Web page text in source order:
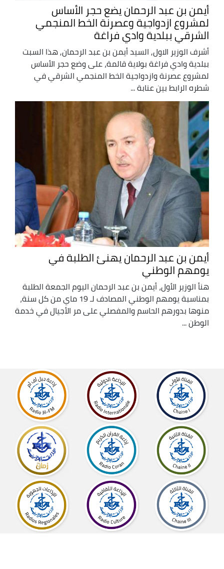
أيمن بن عبد الرحمان يضع حجر الأساس
لمشروع ازدواجية وعصرنة الخط المنجمي
الشرقي ببلدية وادي فراغة
أشرف الوزير الاول, السيد أيمن بن عبد الرحمان, هذا السبت
ببلدية وادي فراغة بولاية قالمة، على وضع حجر الأساس
لمشروع عصرنة وازدواجية الخط المنجمي الشرقي في
شطره الرابط بين عنابة ...
أيمن بن عبد الرحمان يهنئ الطلبة في
يومهم الوطني
هنأ الوزير الأول، أيمن بن عبد الرحمان اليوم الجمعة الطلبة
بمناسبة يومهم الوطني المصادف لـ 19 ماي من كل سنة،
منوها بدورهم الحاسم والمفصلي على مر الأجيال في خدمة
الوطن ...